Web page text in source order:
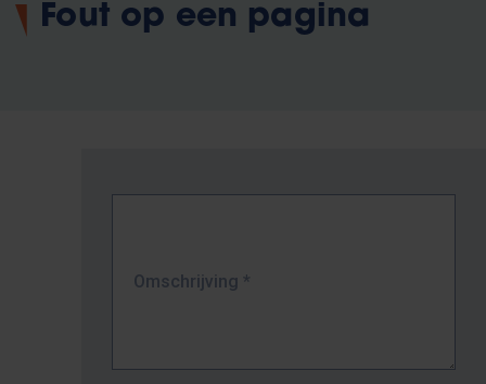
Fout op een pagina
Omschrijving *